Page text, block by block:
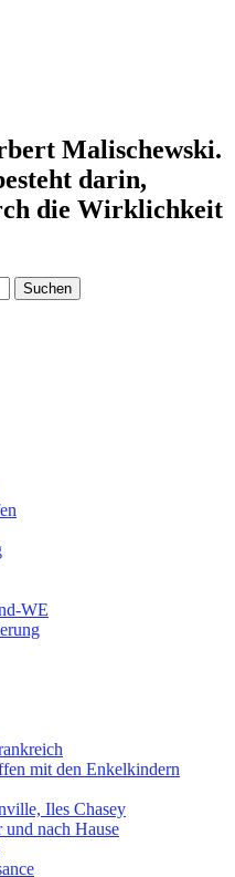
Malischewski.
darin,
die Wirklichkeit
WE
mit den Enkelkindern
Iles Chasey
nach Hause